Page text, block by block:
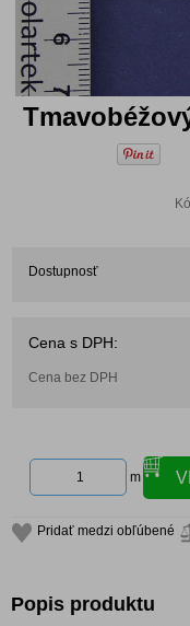
Dostupnosť
Cena s DPH:
Cena bez DPH
m
Pridať medzi obľúbené
Popis produktu